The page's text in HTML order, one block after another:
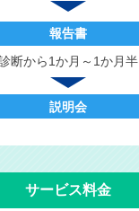
報告書
断から1か月～1か月半
説明会
サービス料金